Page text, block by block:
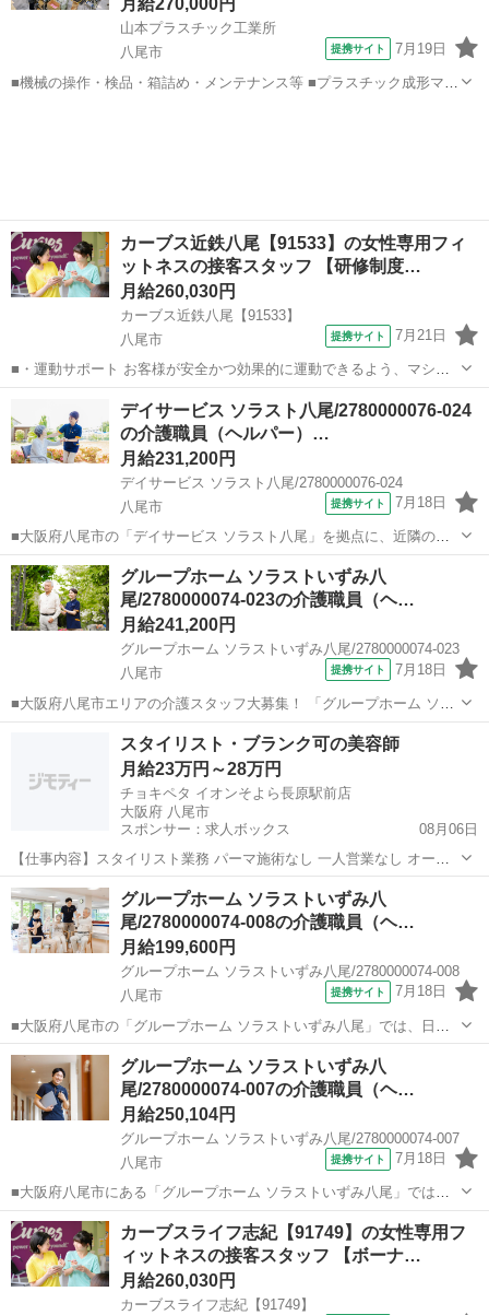
月給270,000円
山本プラスチック工業所
八尾市
提携サイト 7月19日
■機械の操作・検品・箱詰め・メンテナンス等 ■プラスチック成形マシ
カーブス近鉄八尾【91533】の女性専用フィ
ットネスの接客スタッフ 【研修制度…
月給260,030円
カーブス近鉄八尾【91533】
八尾市
提携サイト 7月21日
■・運動サポート お客様が安全かつ効果的に運動できるよう、マシン
の使い方をアドバイスします。運動が初めての方や苦手な方がほとん
どなので、難しい指導はありません。「今日はこの動きを意識しまし
ょう！」といったお声がけをしながら、...
その他
デイサービス ソラスト八尾/2780000076-024
の介護職員（ヘルパー）…
月給231,200円
デイサービス ソラスト八尾/2780000076-024
八尾市
提携サイト 7月18日
■大阪府八尾市の「デイサービス ソラスト八尾」を拠点に、近隣のグ
ループホームなども兼務いただく正社員スタッフを募集します。 ■ 経
験を、さらなる「武器」へ デイサービスとグループホーム、異なるサ
ービス形態を横断することで...
大阪 八尾市 ホームヘルパー
グループホーム ソラストいずみ八
尾/2780000074-023の介護職員（ヘ…
月給241,200円
グループホーム ソラストいずみ八尾/2780000074-023
八尾市
提携サイト 7月18日
■大阪府八尾市エリアの介護スタッフ大募集！ 「グループホーム ソラ
ストいずみ八尾」をはじめ、近隣のデイサービスやグループホームを
複数兼務いただく正社員の募集です。大手企業ならではの安定感のも
と、新しい働き方を始めてみません...
ホームヘルパー
スタイリスト・ブランク可の美容師
月給23万円～28万円
チョキペタ イオンそよら長原駅前店
大阪府 八尾市
スポンサー：求人ボックス
08月06日
【仕事内容】スタイリスト業務 パーマ施術なし 一人営業なし オート
シャンプーおよびセルフレジ完備 理容系技術制限有 角刈りや3mm未
満の繋げる刈り上げなどは行いません ・従事すべき業務の変更の範囲:
変更なし ・就業場所の変更の範囲...
正社員
グループホーム ソラストいずみ八
尾/2780000074-008の介護職員（ヘ…
月給199,600円
グループホーム ソラストいずみ八尾/2780000074-008
八尾市
提携サイト 7月18日
■大阪府八尾市の「グループホーム ソラストいずみ八尾」では、日勤
のみの正社員介護スタッフを【無資格の方限定】で募集中！ ★資格取
得支援制度★ 働きながら初任者研修の資格が取得でき、費用は全額会
社負担なので自己負担の心配はあ...
大阪 八尾市 ホームヘルパー
グループホーム ソラストいずみ八
尾/2780000074-007の介護職員（ヘ…
月給250,104円
グループホーム ソラストいずみ八尾/2780000074-007
八尾市
提携サイト 7月18日
■大阪府八尾市にある「グループホーム ソラストいずみ八尾」では、
正社員の介護スタッフ（介護助手）を募集中です！ ▼最大の魅力 働き
ながら費用負担ゼロで「介護職員初任者研修」の資格を取得が叶う♪
費用は会社が全額負担し、講座...
大阪 八尾市 ホームヘルパー
カーブスライフ志紀【91749】の女性専用フ
ィットネスの接客スタッフ 【ボーナ…
月給260,030円
カーブスライフ志紀【91749】